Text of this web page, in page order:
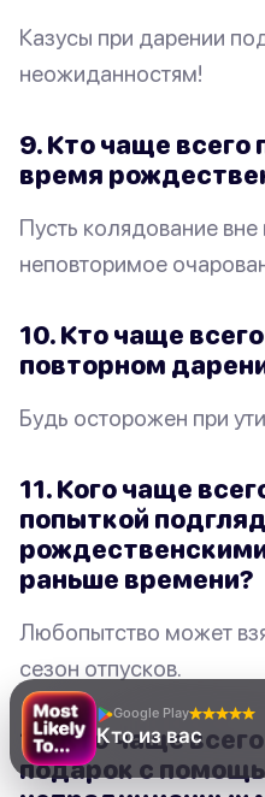
Казусы при дарении
неожиданностям!
9. Кто чаще всего
время
Пусть колядование
неповторимое
10. Кто чаще
повторном
Будь осторожен при
11. Кого чаще
попыткой
раньше времени?
Любопытство может
сезон отпусков.
12. Кто чаще
подарок с
Google Play
Кто из вас